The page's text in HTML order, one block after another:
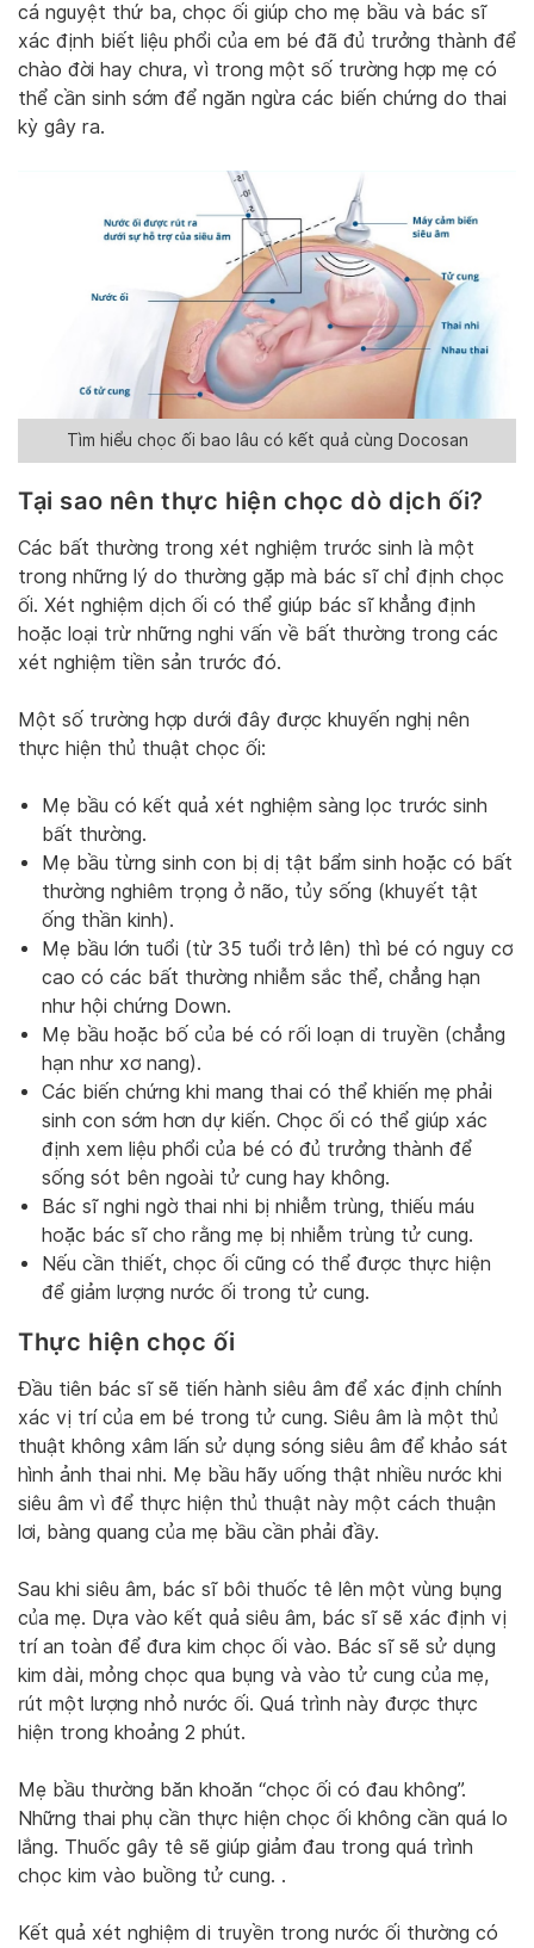
cá nguyệt thứ ba, chọc ối giúp cho mẹ bầu và bác sĩ
xác định biết liệu phổi của em bé đã đủ trưởng thành để
chào đời hay chưa, vì trong một số trường hợp mẹ có
thể cần sinh sớm để ngăn ngừa các biến chứng do thai
kỳ gây ra.
Tìm hiểu chọc ối bao lâu có kết quả cùng Docosan
Tại sao nên thực hiện chọc dò dịch ối?
Các bất thường trong xét nghiệm trước sinh là một
trong những lý do thường gặp mà bác sĩ chỉ định chọc
ối. Xét nghiệm dịch ối có thể giúp bác sĩ khẳng định
hoặc loại trừ những nghi vấn về bất thường trong các
xét nghiệm tiền sản trước đó.
Một số trường hợp dưới đây được khuyến nghị nên
thực hiện thủ thuật chọc ối:
Mẹ bầu có kết quả xét nghiệm sàng lọc trước sinh
bất thường.
Mẹ bầu từng sinh con bị dị tật bẩm sinh hoặc có bất
thường nghiêm trọng ở não, tủy sống (khuyết tật
ống thần kinh).
Mẹ bầu lớn tuổi (từ 35 tuổi trở lên) thì bé có nguy cơ
cao có các bất thường nhiễm sắc thể, chẳng hạn
như hội chứng Down.
Mẹ bầu hoặc bố của bé có rối loạn di truyền (chẳng
hạn như xơ nang).
Các biến chứng khi mang thai có thể khiến mẹ phải
sinh con sớm hơn dự kiến. Chọc ối có thể giúp xác
định xem liệu phổi của bé có đủ trưởng thành để
sống sót bên ngoài tử cung hay không.
Bác sĩ nghi ngờ thai nhi bị nhiễm trùng, thiếu máu
hoặc bác sĩ cho rằng mẹ bị nhiễm trùng tử cung.
Nếu cần thiết, chọc ối cũng có thể được thực hiện
để giảm lượng nước ối trong tử cung.
Thực hiện chọc ối
Đầu tiên bác sĩ sẽ tiến hành siêu âm để xác định chính
xác vị trí của em bé trong tử cung. Siêu âm là một thủ
thuật không xâm lấn sử dụng sóng siêu âm để khảo sát
hình ảnh thai nhi. Mẹ bầu hãy uống thật nhiều nước khi
siêu âm vì để thực hiện thủ thuật này một cách thuận
lơi, bàng quang của mẹ bầu cần phải đầy.
Sau khi siêu âm, bác sĩ bôi thuốc tê lên một vùng bụng
của mẹ. Dựa vào kết quả siêu âm, bác sĩ sẽ xác định vị
trí an toàn để đưa kim chọc ối vào. Bác sĩ sẽ sử dụng
kim dài, mỏng chọc qua bụng và vào tử cung của mẹ,
rút ​​một lượng nhỏ nước ối. Quá trình này được thực
hiện trong khoảng 2 phút.
Mẹ bầu thường băn khoăn “chọc ối có đau không”.
Những thai phụ cần thực hiện chọc ối không cần quá lo
lắng. Thuốc gây tê sẽ giúp giảm đau trong quá trình
chọc kim vào buồng tử cung. .
Kết quả xét nghiệm di truyền trong nước ối thường có